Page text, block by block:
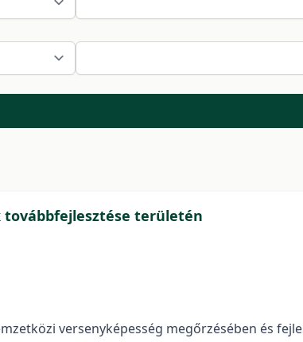
továbbfejlesztése területén
versenyképesség megőrzésében és